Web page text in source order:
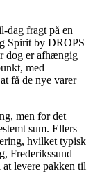
dag fragt på en
Spirit by DROPS
dog er afhængig
med
få de nye varer
men for det
sum. Ellers
hvilket typisk
Frederikssund
levere pakken til